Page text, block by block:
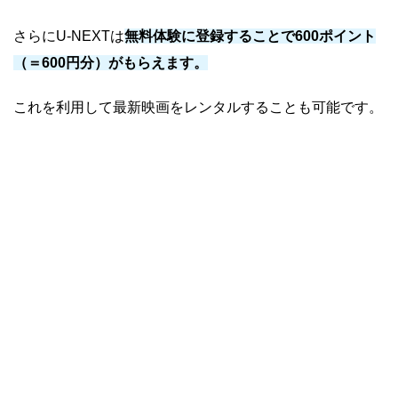
さらにU-NEXTは無料体験に登録することで600ポイント
（＝600円分）がもらえます。
これを利用して最新映画をレンタルすることも可能です。